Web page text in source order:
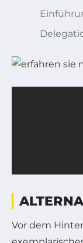
Vor dem